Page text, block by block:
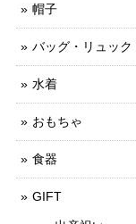
帽子
バッグ・リュック
水着
おもちゃ
食器
GIFT